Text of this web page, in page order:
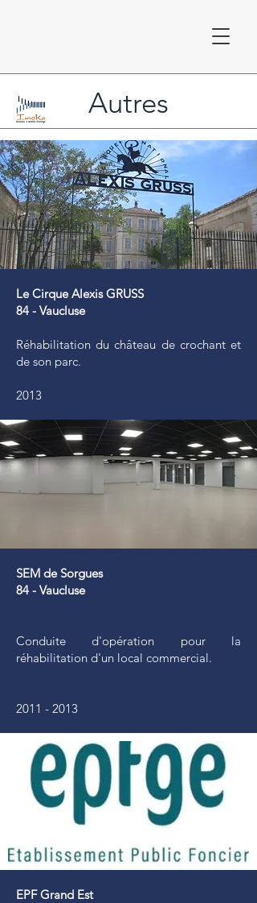
Autres
Le Cirque Alexis GRUSS
84 - Vaucluse
Réhabilitation du château de crochant et
de son parc.
2013
SEM de Sorgues
84 - Vaucluse
Conduite d'opération pour la
réhabilitation d'un local commercial.
2011 - 2013
EPF Grand Est